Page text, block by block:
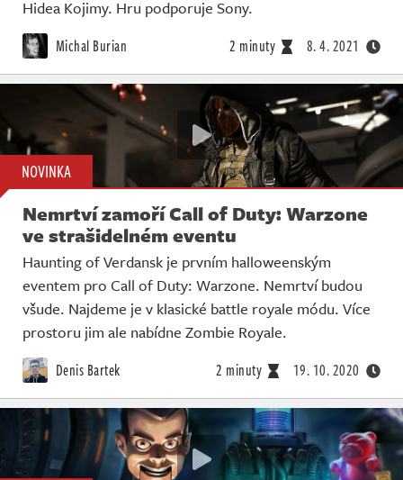
Hidea Kojimy. Hru podporuje Sony.
Michal Burian 2 minuty 8. 4. 2021
NOVINKA
Nemrtví zamoří Call of Duty: Warzone
ve strašidelném eventu
Haunting of Verdansk je prvním halloweenským
eventem pro Call of Duty: Warzone. Nemrtví budou
všude. Najdeme je v klasické battle royale módu. Více
prostoru jim ale nabídne Zombie Royale.
Denis Bartek 2 minuty 19. 10. 2020